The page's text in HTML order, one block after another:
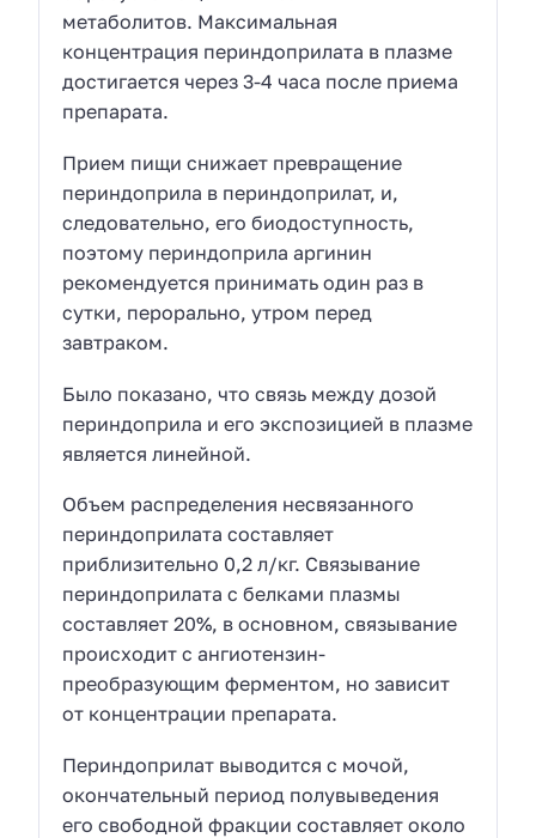
метаболитов. Максимальная
концентрация периндоприлата в плазме
достигается через 3-4 часа после приема
препарата.
Прием пищи снижает превращение
периндоприла в периндоприлат, и,
следовательно, его биодоступность,
поэтому периндоприла аргинин
рекомендуется принимать один раз в
сутки, перорально, утром перед
завтраком.
Было показано, что связь между дозой
периндоприла и его экспозицией в плазме
является линейной.
Объем распределения несвязанного
периндоприлата составляет
приблизительно 0,2 л/кг. Связывание
периндоприлата с белками плазмы
составляет 20%, в основном, связывание
происходит с ангиотензин-
преобразующим ферментом, но зависит
от концентрации препарата.
Периндоприлат выводится с мочой,
окончательный период полувыведения
его свободной фракции составляет около